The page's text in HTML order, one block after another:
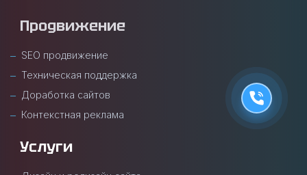
Продвижение
SEO продвижение
Техническая поддержка
Доработка сайтов
Контекстная реклама
Услуги